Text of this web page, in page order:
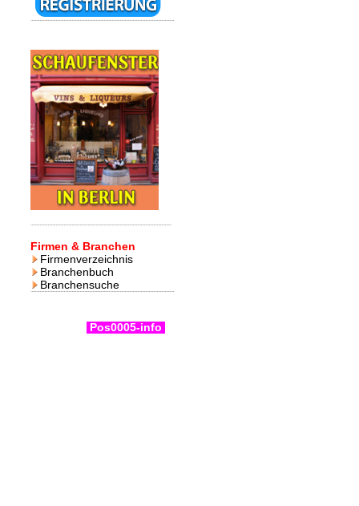
Firmen & Branchen
Firmenverzeichnis
Branchenbuch
Branchensuche
Pos0005-info